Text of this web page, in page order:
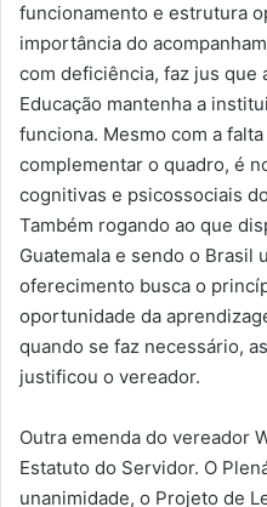
funcionamento e estrutura
importância do
com deficiência, faz jus que
Educação mantenha a
funciona. Mesmo com a
complementar o quadro, é
cognitivas e psicossociais
Também rogando ao que
Guatemala e sendo o Brasil
oferecimento busca o
oportunidade da
quando se faz necessário,
justificou o vereador.
Outra emenda do vereador
Estatuto do Servidor. O
unanimidade, o Projeto de